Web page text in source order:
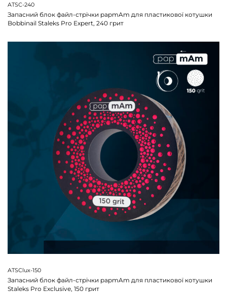
ATSC-240
Запасний блок файл-стрічки papmAm для пластикової котушки
Bobbinail Staleks Pro Expert, 240 грит
ATSClux-150
Запасний блок файл-стрічки papmAm для пластикової котушки
Staleks Pro Exclusive, 150 грит